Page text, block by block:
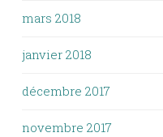
mars 2018
janvier 2018
décembre 2017
novembre 2017